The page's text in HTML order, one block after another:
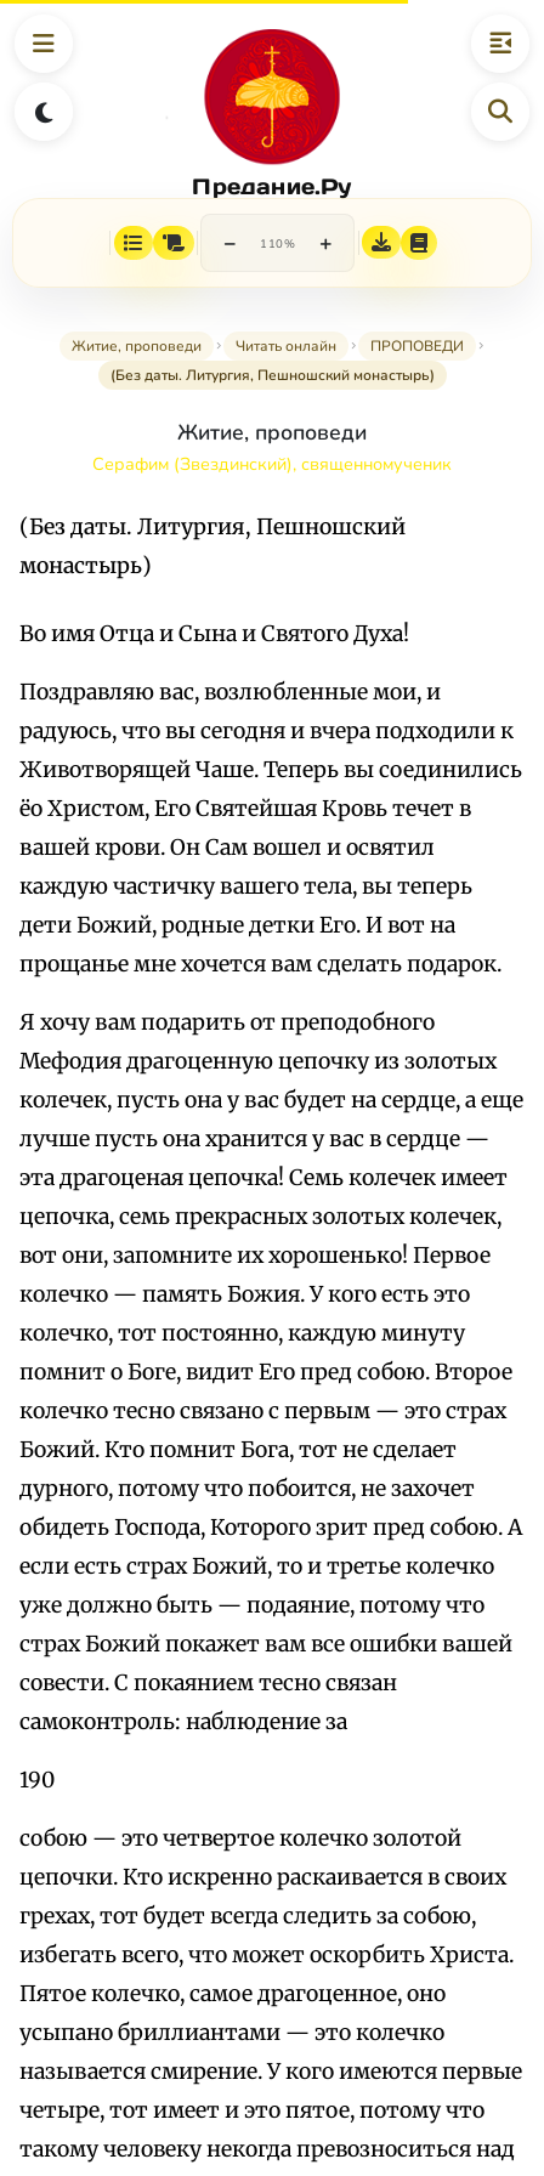
Предание.Ру
− 110% +
Житие, проповеди Читать онлайн
ПРОПОВЕДИ
(Без даты. Литургия, Пешношский монастырь)
Житие, проповеди
Серафим (Звездинский), священномученик
(Без даты. Литургия, Пешношский
монастырь)
Во имя Отца и Сына и Святого Духа!
Поздравляю вас, возлюбленные мои, и
радуюсь, что вы сегодня и вчера подходили к
Животворящей Чаше. Теперь вы соединились
ёо Христом, Его Святейшая Кровь течет в
вашей крови. Он Сам вошел и освятил
каждую частичку вашего тела, вы теперь
дети Божий, родные детки Его. И вот на
прощанье мне хочется вам сделать подарок.
Я хочу вам подарить от преподобного
Мефодия драгоценную цепочку из золотых
колечек, пусть она у вас будет на сердце, а еще
лучше пусть она хранится у вас в сердце —
эта драгоценая цепочка! Семь колечек имеет
цепочка, семь прекрасных золотых колечек,
вот они, запомните их хорошенько! Первое
колечко — память Божия. У кого есть это
колечко, тот постоянно, каждую минуту
помнит о Боге, видит Его пред собою. Второе
колечко тесно связано с первым — это страх
Божий. Кто помнит Бога, тот не сделает
дурного, потому что побоится, не захочет
обидеть Господа, Которого зрит пред собою. А
если есть страх Божий, то и третье колечко
уже должно быть — подаяние, потому что
страх Божий покажет вам все ошибки вашей
совести. С покаянием тесно связан
самоконтроль: наблюдение за
190
собою — это четвертое колечко золотой
цепочки. Кто искренно раскаивается в своих
грехах, тот будет всегда следить за собою,
избегать всего, что может оскорбить Христа.
Пятое колечко, самое драгоценное, оно
усыпано бриллиантами — это колечко
называется смирение. У кого имеются первые
четыре, тот имеет и это пятое, потому что
такому человеку некогда превозноситься над